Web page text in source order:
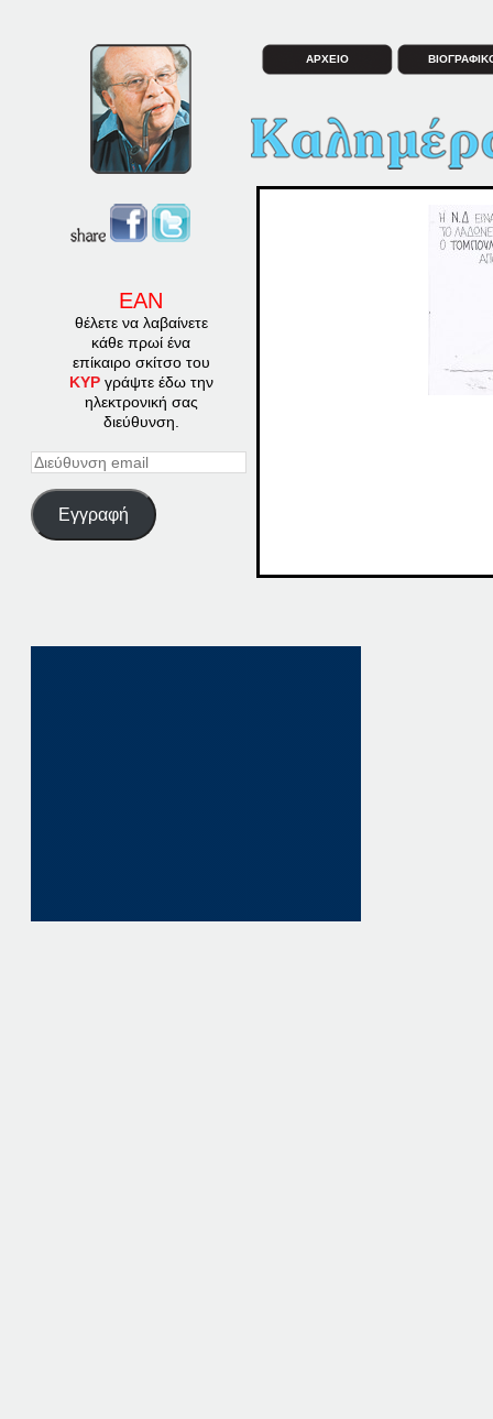
ΕΑΝ
θέλετε να λαβαίνετε
κάθε πρωί ένα
επίκαιρο σκίτσο του
ΚΥΡγράψτε έδω την
ηλεκτρονική σας
διεύθυνση.
Διεύθυνση
Εγγραφή
ΑΡΧΕΙΟ